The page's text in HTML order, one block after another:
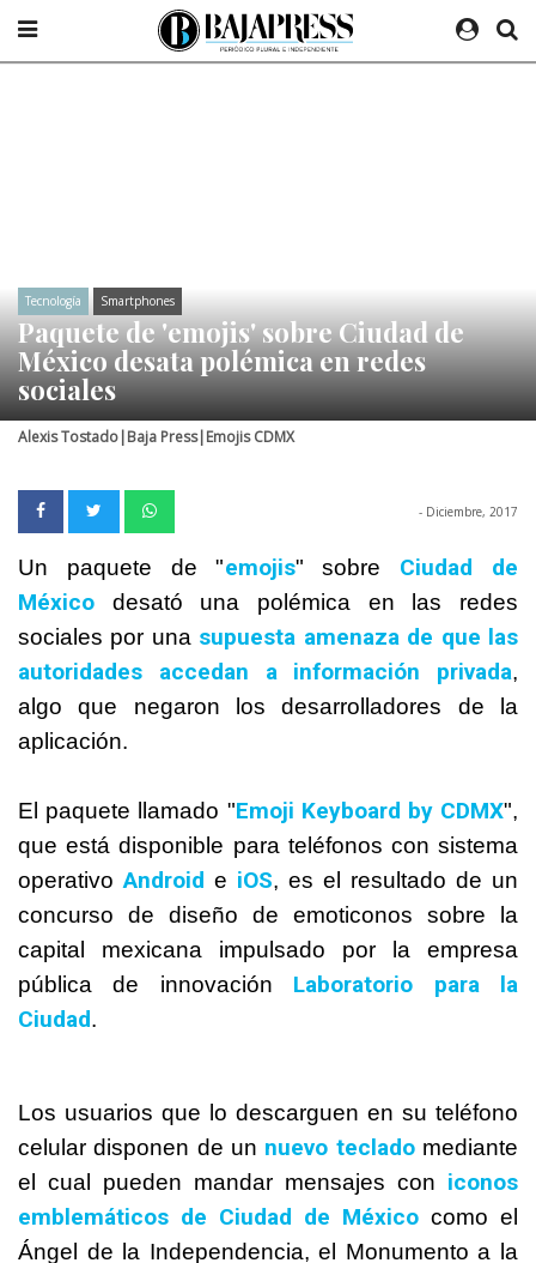
Tecnología Smartphones
Paquete de 'emojis' sobre Ciudad de
México desata polémica en redes
sociales
Alexis Tostado|Baja Press|Emojis CDMX
- Diciembre, 2017
Un paquete de "emojis" sobre Ciudad de
México desató una polémica en las redes
sociales por una supuesta amenaza de que las
autoridades accedan a información privada,
algo que negaron los desarrolladores de la
aplicación.
El paquete llamado "Emoji Keyboard by CDMX",
que está disponible para teléfonos con sistema
operativo Android e iOS, es el resultado de un
concurso de diseño de emoticonos sobre la
capital mexicana impulsado por la empresa
pública de innovación Laboratorio para la
Ciudad.
Los usuarios que lo descarguen en su teléfono
celular disponen de un nuevo tecladomediante
el cual pueden mandar mensajes con iconos
emblemáticos de Ciudad de México como el
Ángel de la Independencia, el Monumento a la